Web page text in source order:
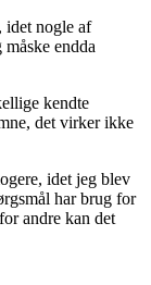
idet nogle af
endda
kendte
det virker ikke
idet jeg blev
har brug for
andre kan det